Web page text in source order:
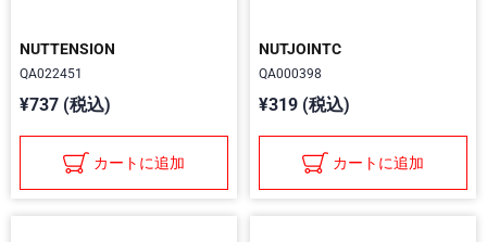
NUTTENSION
QA022451
¥737 (税込)
カートに追加
NUTJOINTC
QA000398
¥319 (税込)
カートに追加